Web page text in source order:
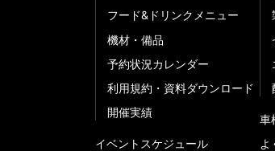
フード&ドリンクメニュー
機材・備品
予約状況カレンダー
利用規約・資料ダウンロード
開催実績
イベントスケジュール
車
よ